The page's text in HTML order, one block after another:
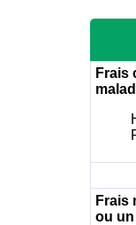
Frais
Frais
ou